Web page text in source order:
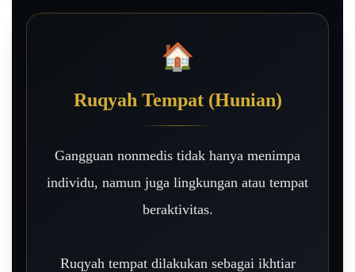
🏠
Ruqyah Tempat (Hunian)
Gangguan nonmedis tidak hanya menimpa
individu, namun juga lingkungan atau tempat
beraktivitas.
Ruqyah tempat dilakukan sebagai ikhtiar